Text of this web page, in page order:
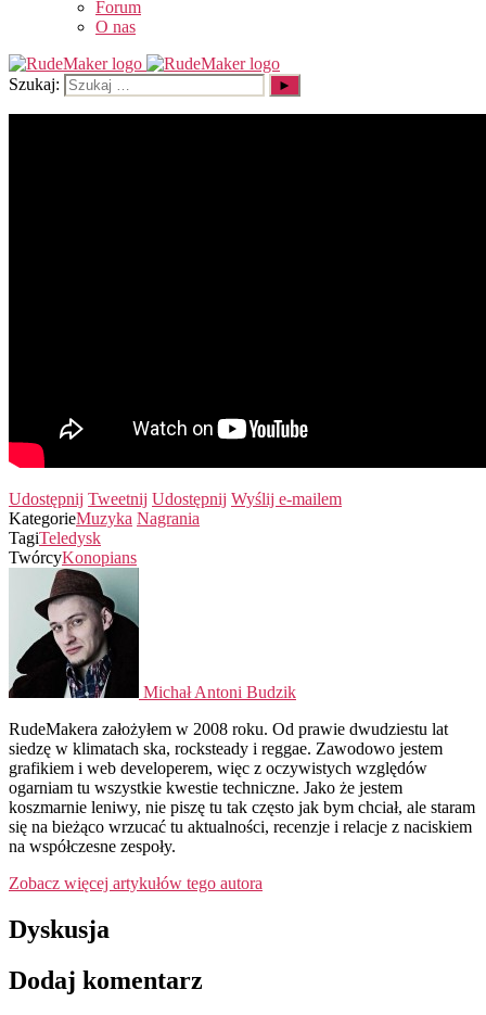
Forum
O nas
Szukaj:
Udostępnij Tweetnij Udostępnij Wyślij e-mailem
KategorieMuzyka Nagrania
TagiTeledysk
TwórcyKonopians
Michał Antoni Budzik
RudeMakera założyłem w 2008 roku. Od prawie dwudziestu lat
siedzę w klimatach ska, rocksteady i reggae. Zawodowo jestem
grafikiem i web developerem, więc z oczywistych względów
ogarniam tu wszystkie kwestie techniczne. Jako że jestem
koszmarnie leniwy, nie piszę tu tak często jak bym chciał, ale staram
się na bieżąco wrzucać tu aktualności, recenzje i relacje z naciskiem
na współczesne zespoły.
Zobacz więcej artykułów tego autora
Dyskusja
Dodaj komentarz